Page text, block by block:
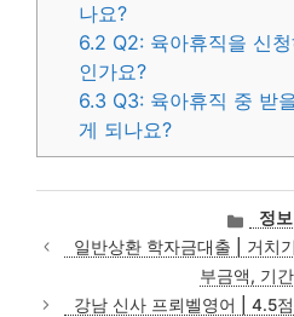
나요?
6.2 Q2: 육아휴직을 신
인가요?
6.3 Q3: 육아휴직 중 받
게 되나요?
카
테
고
리
정보
일반상환 학자금대출 | 거치
부금액, 기
강남 신사 프뢰벨영어 | 4.5